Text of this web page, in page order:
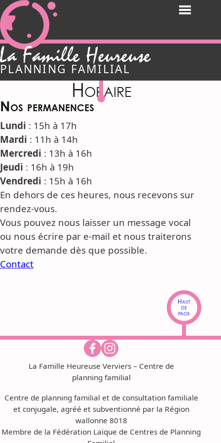
Aller
directement
vers
le
contenu
Famille Heureuse de
PLANNING FAMILIAL
Menu
Horaire
Nos permanences
Lundi : 15h à 17h
Mardi : 11h à 14h
Mercredi : 13h à 16h
Jeudi : 16h à 19h
Vendredi : 15h à 16h
En dehors de ces heures, nous recevons sur
rendez-vous.
Vous pouvez nous laisser un message vocal
ou nous écrire par e-mail et nous traiterons
votre demande dès que possible.
Contact
Haut
de
page
La Famille Heureuse Verviers – Centre de
planning familial
Centre de planning familial et de consultation familiale
et conjugale, agréé et subventionné par la Région
wallonne 8018
Membre de la Fédération Laïque de Centres de Planning